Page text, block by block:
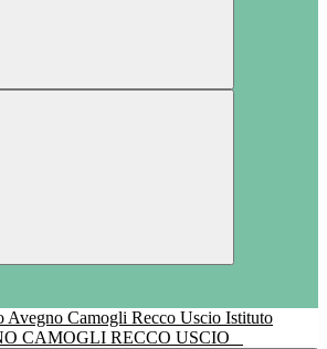
Istituto
CAMOGLI RECCO USCIO